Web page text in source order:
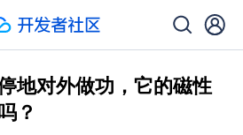
地对外做功，它的磁性
？